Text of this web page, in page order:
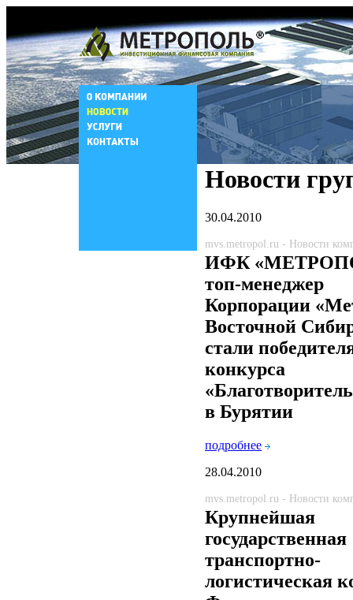
Новости
30.04.2010
mvs.metropol.ru - Новости
ИФК
топ-менеджер
Корпорации
Восточной
стали
конкурса
в Бурятии
подробнее
28.04.2010
mvs.metropol.ru - Новости
Крупнейшая
государственная
транспортно-
логистическая